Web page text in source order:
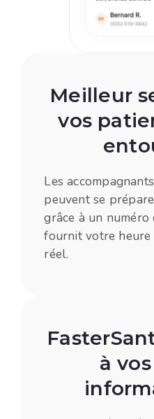
Meilleur
vos
Les
peuvent se
grâce à un
fournit votre heure
réel.
à